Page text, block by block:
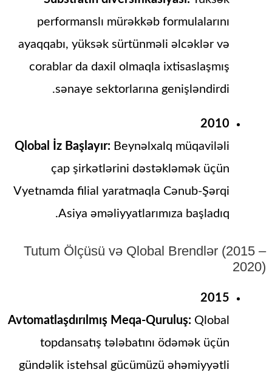
performanslı mürəkkəb formulalarını
ayaqqabı, yüksək sürtünməli əlcəklər və
corablar da daxil olmaqla ixtisaslaşmış
sənaye sektorlarına genişləndirdi.
2010
Qlobal İz Başlayır: Beynəlxalq müqaviləli
çap şirkətlərini dəstəkləmək üçün
Vyetnamda filial yaratmaqla Cənub-Şərqi
Asiya əməliyyatlarımıza başladıq.
Tutum Ölçüsü və Qlobal Brendlər (2015 –
2020)
2015
Avtomatlaşdırılmış Meqa-Quruluş: Qlobal
topdansatış tələbatını ödəmək üçün
gündəlik istehsal gücümüzü əhəmiyyətli